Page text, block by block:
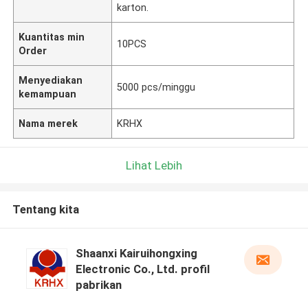
karton.
Kuantitas min
Order
10PCS
Menyediakan
kemampuan
5000 pcs/minggu
Nama merek KRHX
Lihat Lebih
Tentang kita
Shaanxi Kairuihongxing
Electronic Co., Ltd. profil
pabrikan